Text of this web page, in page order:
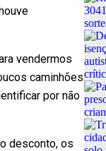
vendermos
caminhões
por não
desconto, os